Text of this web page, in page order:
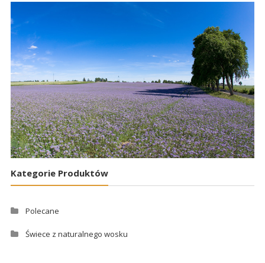
Kategorie Produktów
Polecane
Świece z naturalnego wosku